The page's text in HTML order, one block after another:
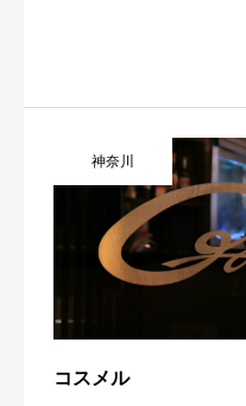
神奈川
コスメル